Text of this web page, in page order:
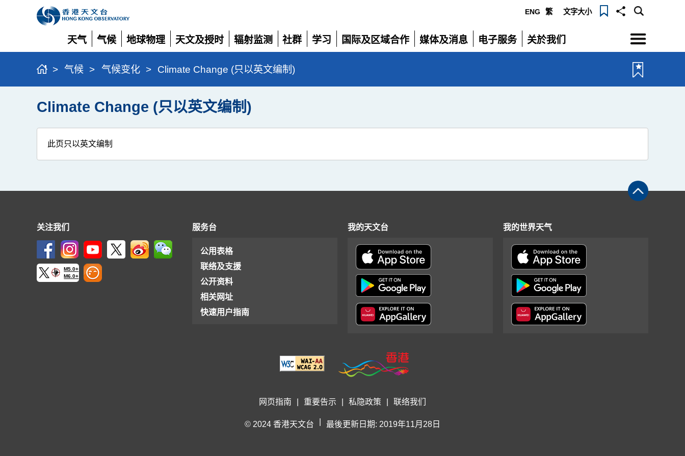
ENG 繁 文字大小
天气
展
开
气候
展
开
地球物理
展
开
天文及授时
展
开
辐射监测
展
开
社群
展
开
学习
展
国际及区域合作
展
媒体及消息
展
电子服务
展
关於我们
展
选
单
> 气候 > 气候变化 > Climate Change (只以英文编制)
Climate Change (只以英文编制)
此页只以英文编制
关注我们
M5.0+
M6.0+
服务台
公用表格
联络及支援
公开资料
相关网址
快速用户指南
我的天文台 我的世界天气
网页指南 重要告示 私隐政策 联络我们
© 2024 香港天文台 最後更新日期: 2019年11月28日